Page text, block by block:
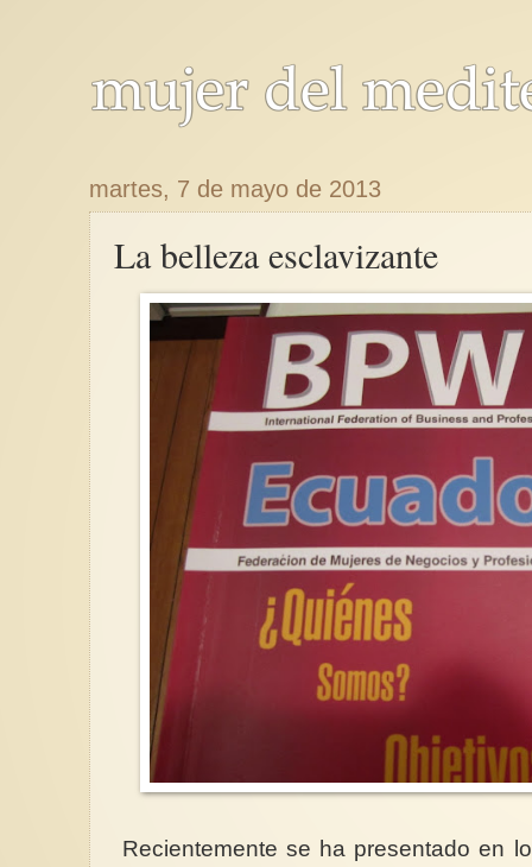
martes, 7 de mayo de 2013
La belleza esclavizante
Recientemente se ha presentado en